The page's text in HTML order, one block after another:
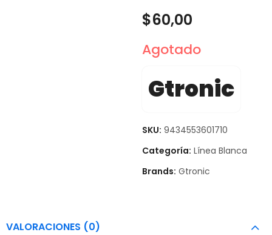
$60,00
Agotado
Gtronic
SKU: 9434553601710
Categoría: Línea Blanca
Brands: Gtronic
VALORACIONES (0)